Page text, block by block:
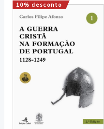
10% desconto
O
preço
original
era:
28,00 €.
O
preço
25,20 €.